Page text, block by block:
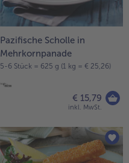
Pazifische Scholle in
Mehrkornpanade
5-6 Stück = 625 g (1 kg = € 25,26)
€ 15,79
inkl. MwSt.